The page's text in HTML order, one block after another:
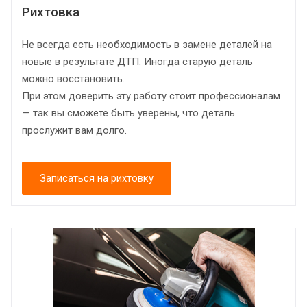
Рихтовка
Не всегда есть необходимость в замене деталей на
новые в результате ДТП. Иногда старую деталь
можно восстановить.
При этом доверить эту работу стоит профессионалам
— так вы сможете быть уверены, что деталь
прослужит вам долго.
Записаться на рихтовку